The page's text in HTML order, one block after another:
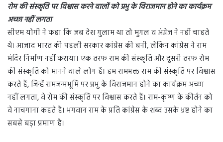
रोम की संस्कृति पर विश्वास करने वालों को प्रभु के विराजमान होने का कार्यक्रम
अच्छा नहीं लगता
सीएम योगी ने कहा कि जब देश गुलाम था तो मुगल व अंग्रेज ने नहीं चाहते
थे। आजाद भारत की पहली सरकार कांग्रेस की बनी, लेकिन कांग्रेस ने राम
मंदिर निर्माण नहीं कराया। एक तरफ राम की संस्कृति और दूसरी तरफ रोम
की संस्कृति को मानने वाले लोग हैं। हम रामभक्त राम की संस्कृति पर विश्वास
करते हैं, जिन्हें रामजन्मभूमि पर प्रभु के विराजमान होने का कार्यक्रम अच्छा
नहीं लगता, वे रोम की संस्कृति पर विश्वास करते हैं। राम-कृष्ण के कीर्तन को
वे नाचगाना कहते हैं। भगवान राम के प्रति कांग्रेस के शब्द उसके भ्रष्ट होने का
सबसे बड़ा प्रमाण है।